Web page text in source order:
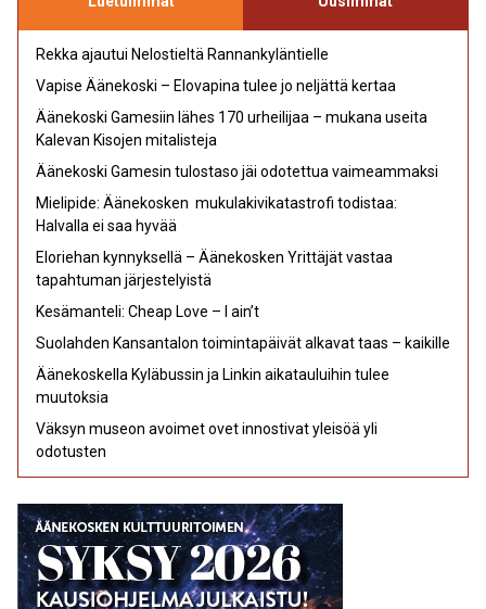
Rekka ajautui Nelostieltä Rannankyläntielle
Vapise Äänekoski – Elovapina tulee jo neljättä kertaa
Äänekoski Gamesiin lähes 170 urheilijaa – mukana useita
Kalevan Kisojen mitalisteja
Äänekoski Gamesin tulostaso jäi odotettua vaimeammaksi
Mielipide: Äänekosken mukulakivikatastrofi todistaa:
Halvalla ei saa hyvää
Eloriehan kynnyksellä – Äänekosken Yrittäjät vastaa
tapahtuman järjestelyistä
Kesämanteli: Cheap Love – I ain’t
Suolahden Kansantalon toimintapäivät alkavat taas – kaikille
Äänekoskella Kyläbussin ja Linkin aikatauluihin tulee
muutoksia
Väksyn museon avoimet ovet innostivat yleisöä yli
odotusten